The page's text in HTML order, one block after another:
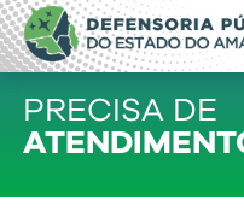
Defensoria
Amazonas
PRECISA DE